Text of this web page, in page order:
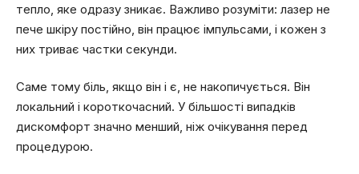
тепло, яке одразу зникає. Важливо розуміти: лазер не
пече шкіру постійно, він працює імпульсами, і кожен з
них триває частки секунди.
Саме тому біль, якщо він і є, не накопичується. Він
локальний і короткочасний. У більшості випадків
дискомфорт значно менший, ніж очікування перед
процедурою.